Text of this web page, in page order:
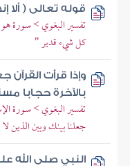
قوله تعالى (
تفسير البغوي > سورة
كل شيء قدير "
وإذا قرأت القرآن
بالآخرة حجابا
تفسير البغوي > سورة
جعلنا بينك وبين الذين
النبي صلى الله